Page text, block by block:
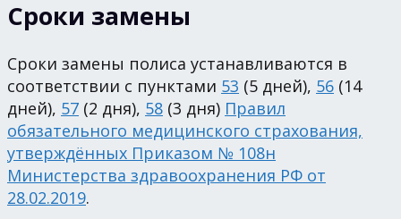
Сроки замены
Сроки замены полиса устанавливаются в
соответствии с пунктами 53 (5 дней), 56 (14
дней), 57 (2 дня), 58 (3 дня) Правил
обязательного медицинского страхования,
утверждённых Приказом № 108н
Министерства здравоохранения РФ от
28.02.2019.